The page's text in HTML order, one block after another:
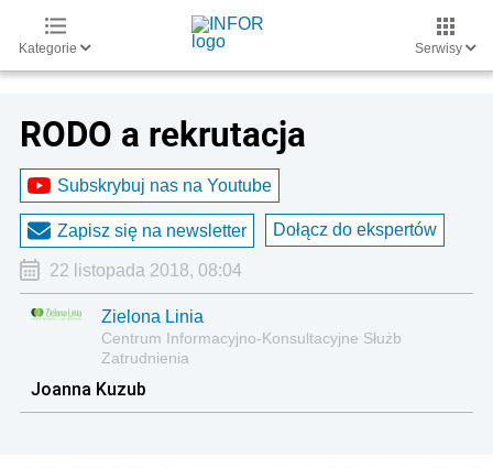
Kategorie Serwisy
RODO a rekrutacja
Subskrybuj nas na Youtube
Zapisz się na newsletter Dołącz do ekspertów
22 listopada 2018, 08:04
Zielona Linia
Centrum Informacyjno-Konsultacyjne Służb
Zatrudnienia
Joanna Kuzub